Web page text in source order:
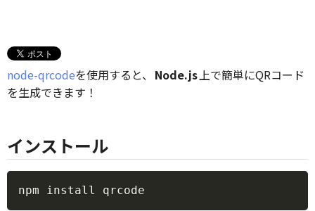
node-qrcodeを使用すると、 Node.js 上で簡単にQRコード
を生成できます！
インストール